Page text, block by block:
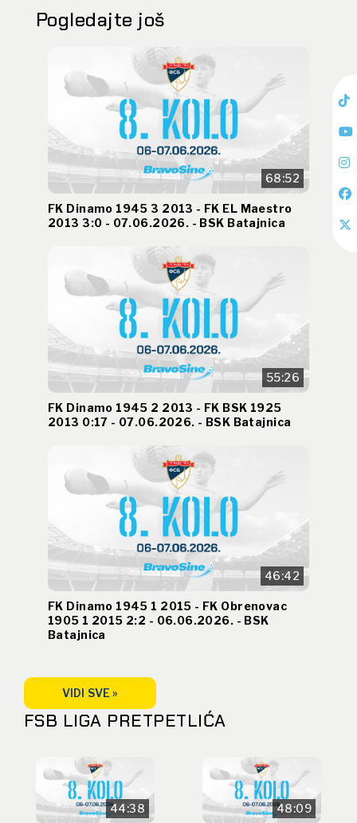
Pogledajte još
68:52
FK Dinamo 1945 3 2013 - FK EL Maestro
2013 3:0 - 07.06.2026. - BSK Batajnica
55:26
FK Dinamo 1945 2 2013 - FK BSK 1925
2013 0:17 - 07.06.2026. - BSK Batajnica
46:42
FK Dinamo 1945 1 2015 - FK Obrenovac
1905 1 2015 2:2 - 06.06.2026. - BSK
Batajnica
VIDI SVE »
FSB LIGA PRETPETLIĆA
44:38 48:09